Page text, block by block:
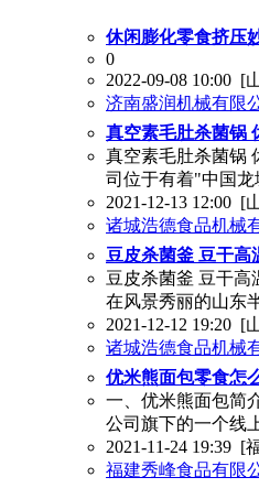
休闲膨化零食挤压
0
2022-09-08 10:00 [
济南盛润机械有限
真空素毛肚杀菌锅
真空素毛肚杀菌锅
司位于有着"中国
2021-12-13 12:00 [
诸城浩德食品机械
豆皮杀菌釜 豆干高
豆皮杀菌釜 豆干高
在风景秀丽的山东
2021-12-12 19:20 [
诸城浩德食品机械
优米熊面包零食怎
一、优米熊面包简
公司旗下的一个线
2021-11-24 19:39 [
福建秀峰食品有限